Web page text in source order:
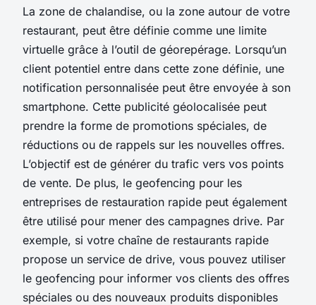
La zone de chalandise, ou la zone autour de votre
restaurant, peut être définie comme une limite
virtuelle grâce à l’outil de géorepérage. Lorsqu’un
client potentiel entre dans cette zone définie, une
notification personnalisée peut être envoyée à son
smartphone. Cette publicité géolocalisée peut
prendre la forme de promotions spéciales, de
réductions ou de rappels sur les nouvelles offres.
L’objectif est de générer du trafic vers vos points
de vente. De plus, le geofencing pour les
entreprises de restauration rapide peut également
être utilisé pour mener des campagnes drive. Par
exemple, si votre chaîne de restaurants rapide
propose un service de drive, vous pouvez utiliser
le geofencing pour informer vos clients des offres
spéciales ou des nouveaux produits disponibles